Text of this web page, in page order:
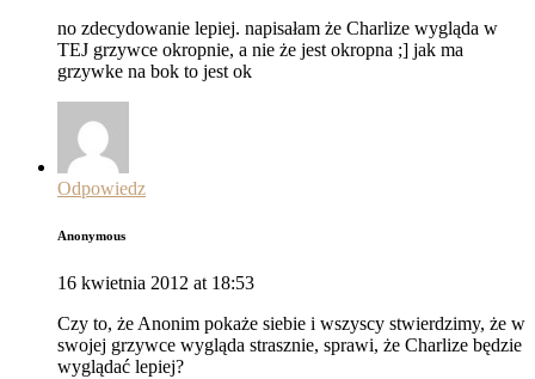
no zdecydowanie lepiej. napisałam że Charlize wygląda w
TEJ grzywce okropnie, a nie że jest okropna ;] jak ma
grzywke na bok to jest ok
Odpowiedz
Anonymous
16 kwietnia 2012 at 18:53
Czy to, że Anonim pokaże siebie i wszyscy stwierdzimy, że w
swojej grzywce wygląda strasznie, sprawi, że Charlize będzie
wyglądać lepiej?